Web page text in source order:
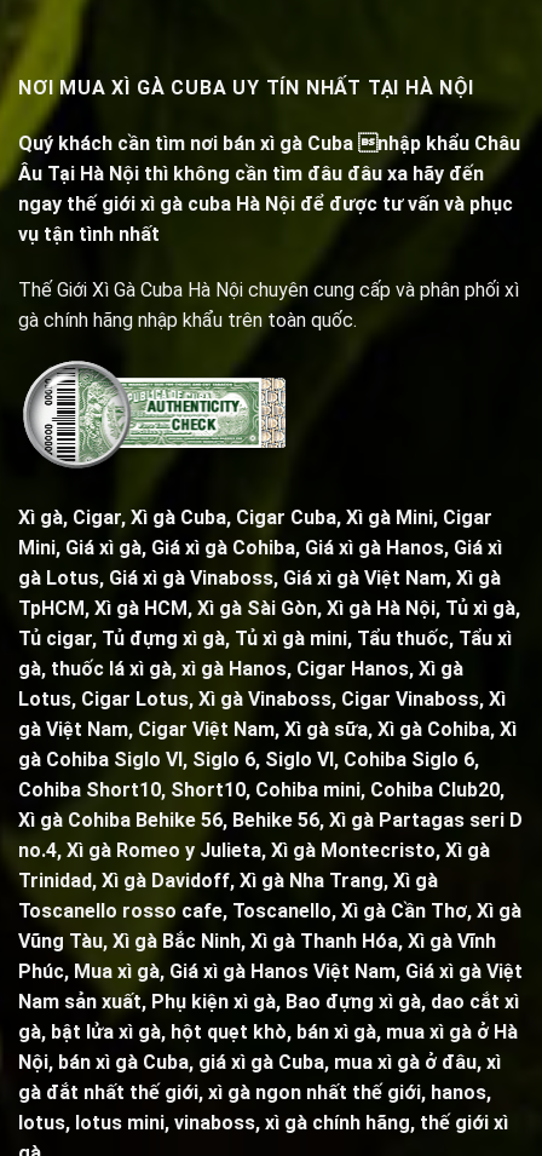
NƠI MUA XÌ GÀ CUBA UY TÍN NHẤT TẠI HÀ NỘI
Quý khách cần tìm nơi bán xì gà Cuba nhập khẩu Châu
Âu Tại Hà Nội thì không cần tìm đâu đâu xa hãy đến
ngay thế giới xì gà cuba Hà Nội để được tư vấn và phục
vụ tận tình nhất
Thế Giới Xì Gà Cuba Hà Nội chuyên cung cấp và phân phối xì
gà chính hãng nhập khẩu trên toàn quốc.
Xì gà, Cigar, Xì gà Cuba, Cigar Cuba, Xì gà Mini, Cigar
Mini, Giá xì gà, Giá xì gà Cohiba, Giá xì gà Hanos, Giá xì
gà Lotus, Giá xì gà Vinaboss, Giá xì gà Việt Nam, Xì gà
TpHCM, Xì gà HCM, Xì gà Sài Gòn, Xì gà Hà Nội, Tủ xì gà,
Tủ cigar, Tủ đựng xì gà, Tủ xì gà mini, Tẩu thuốc, Tẩu xì
gà, thuốc lá xì gà, xì gà Hanos, Cigar Hanos, Xì gà
Lotus, Cigar Lotus, Xì gà Vinaboss, Cigar Vinaboss, Xì
gà Việt Nam, Cigar Việt Nam, Xì gà sữa, Xì gà Cohiba, Xì
gà Cohiba Siglo VI , Siglo 6, Siglo VI , Cohiba Siglo 6,
Cohiba Short10, Short10, Cohiba mini, Cohiba Club20,
Xì gà Cohiba Behike 56, Behike 56, Xì gà Partagas seri D
no.4, Xì gà Romeo y Julieta, Xì gà Montecristo, Xì gà
Trinidad, Xì gà Davidoff, Xì gà Nha Trang, Xì gà
Toscanello rosso cafe, Toscanello, Xì gà Cần Thơ, Xì gà
Vũng Tàu, Xì gà Bắc Ninh, Xì gà Thanh Hóa, Xì gà Vĩnh
Phúc, Mua xì gà, Giá xì gà Hanos Việt Nam, Giá xì gà Việt
Nam sản xuất, Phụ kiện xì gà, Bao đựng xì gà, dao cắt xì
gà, bật lửa xì gà, hột quẹt khò, bán xì gà, mua xì gà ở Hà
Nội, bán xì gà Cuba, giá xì gà Cuba, mua xì gà ở đâu, xì
gà đắt nhất thế giới, xì gà ngon nhất thế giới, hanos,
lotus, lotus mini, vinaboss, xì gà chính hãng, thế giới xì